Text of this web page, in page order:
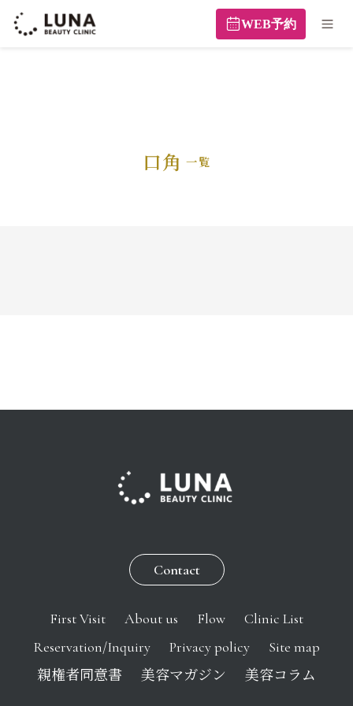
WEB予約
口角
Contact
First Visit About us Flow
Clinic List
Reservation/Inquiry
Privacy policy
Site map
親権者同意書
美容マガジン 美容コラム